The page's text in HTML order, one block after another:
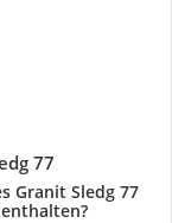
77
Granit Sledg 77